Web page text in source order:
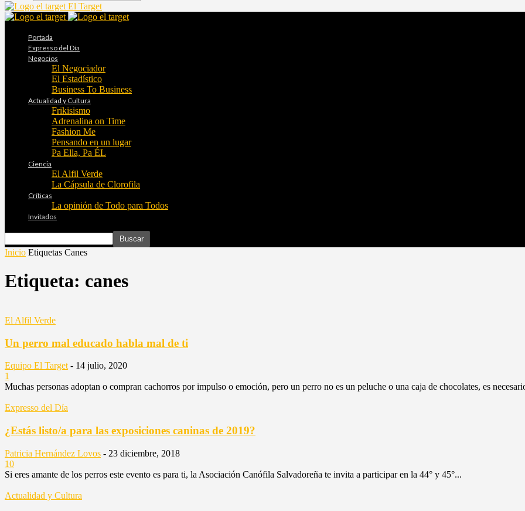
El Target
Portada
Expresso del Día
Negocios
El Negociador
El Estadístico
Business To Business
Actualidad y Cultura
Frikisismo
Adrenalina on Time
Fashion Me
Pensando en un lugar
Pa Ella, Pa ÉL
Ciencia
El Alfil Verde
La Cápsula de Clorofila
Críticas
La opinión de Todo para Todos
Invitados
Inicio Etiquetas Canes
Etiqueta: canes
El Alfil Verde
Un perro mal educado habla mal de ti
Equipo El Target - 14 julio, 2020
1
Muchas personas adoptan o compran cachorros por impulso o emoción, pero un perro no es un peluche o una caja de chocolates, es
Expresso del Día
¿Estás listo/a para las exposiciones caninas de 2019?
Patricia Hernández Lovos - 23 diciembre, 2018
10
Si eres amante de los perros este evento es para ti, la Asociación Canófila Salvadoreña te invita a participar en la 44° y 45°...
Actualidad y Cultura